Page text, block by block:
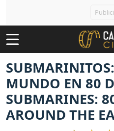
MUNDO EN 80
SUBMARINES:
AROUND THE